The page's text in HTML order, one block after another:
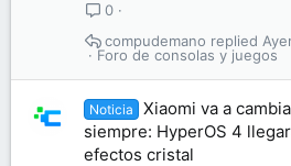
0
Foro de consolas y juegos
compudemano
Noticia
Xiaomi va a
siempre: HyperOS 4
efectos cristal